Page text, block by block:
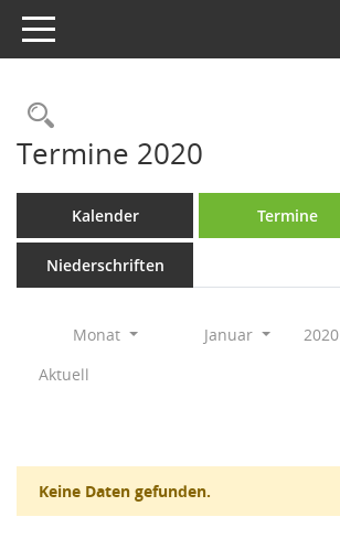
Toggle navigation
Rechercheauswahl
Termine 2020
Kalender Termine
Niederschriften
Monat Januar
2020
Aktuell
Keine Daten gefunden.